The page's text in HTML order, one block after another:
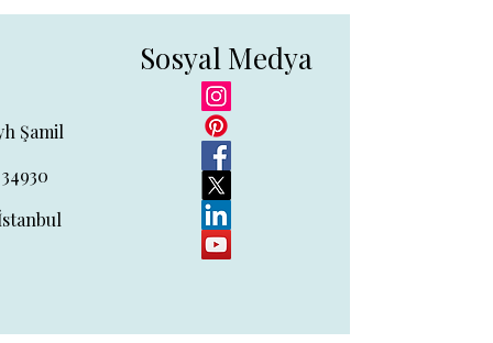
Şamil
Sosyal Medya